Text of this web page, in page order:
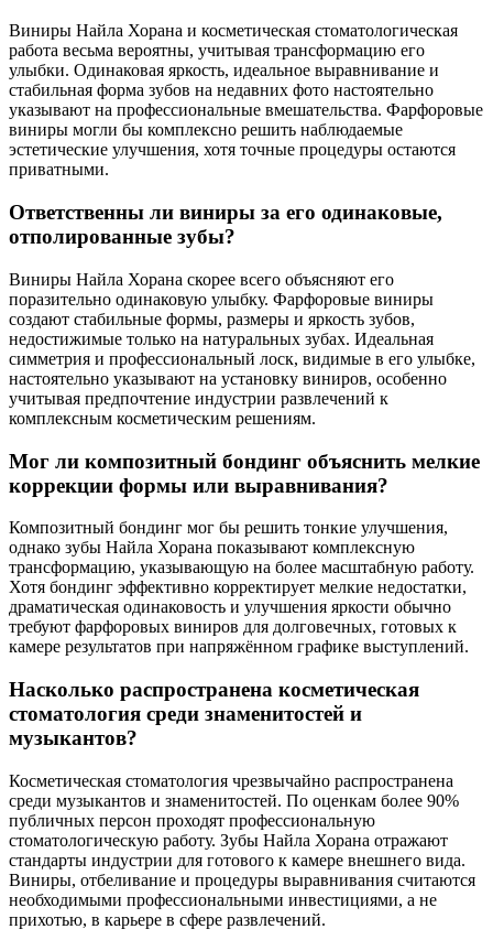
Виниры Найла Хорана и косметическая стоматологическая
работа весьма вероятны, учитывая трансформацию его
улыбки. Одинаковая яркость, идеальное выравнивание и
стабильная форма зубов на недавних фото настоятельно
указывают на профессиональные вмешательства. Фарфоровые
виниры могли бы комплексно решить наблюдаемые
эстетические улучшения, хотя точные процедуры остаются
приватными.
Ответственны ли виниры за его одинаковые,
отполированные зубы?
Виниры Найла Хорана скорее всего объясняют его
поразительно одинаковую улыбку. Фарфоровые виниры
создают стабильные формы, размеры и яркость зубов,
недостижимые только на натуральных зубах. Идеальная
симметрия и профессиональный лоск, видимые в его улыбке,
настоятельно указывают на установку виниров, особенно
учитывая предпочтение индустрии развлечений к
комплексным косметическим решениям.
Мог ли композитный бондинг объяснить мелкие
коррекции формы или выравнивания?
Композитный бондинг мог бы решить тонкие улучшения,
однако зубы Найла Хорана показывают комплексную
трансформацию, указывающую на более масштабную работу.
Хотя бондинг эффективно корректирует мелкие недостатки,
драматическая одинаковость и улучшения яркости обычно
требуют фарфоровых виниров для долговечных, готовых к
камере результатов при напряжённом графике выступлений.
Насколько распространена косметическая
стоматология среди знаменитостей и
музыкантов?
Косметическая стоматология чрезвычайно распространена
среди музыкантов и знаменитостей. По оценкам более 90%
публичных персон проходят профессиональную
стоматологическую работу. Зубы Найла Хорана отражают
стандарты индустрии для готового к камере внешнего вида.
Виниры, отбеливание и процедуры выравнивания считаются
необходимыми профессиональными инвестициями, а не
прихотью, в карьере в сфере развлечений.